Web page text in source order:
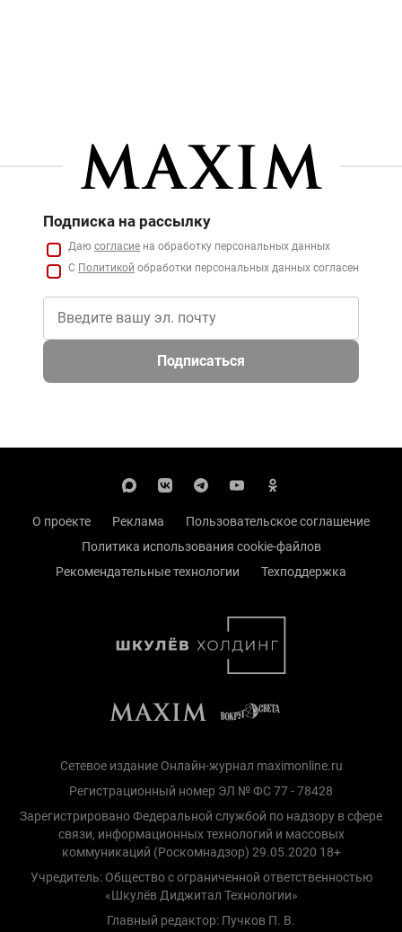
Подписка на рассылку
Даю согласие на обработку персональных данных
С Политикой обработки персональных данных согласен
Подписаться
О проекте Реклама
Пользовательское соглашение
Политика использования cookie-файлов
Рекомендательные технологии
Техподдержка
Сетевое издание Онлайн-журнал maximonline.ru
Регистрационный номер ЭЛ № ФС 77 - 78428
Зарегистрировано Федеральной службой по надзору в сфере
связи, информационных технологий и массовых
коммуникаций (Роскомнадзор) 29.05.2020 18+
Учредитель: Общество с ограниченной ответственностью
«Шкулёв Диджитал Технологии»
Главный редактор: Пучков П. В.